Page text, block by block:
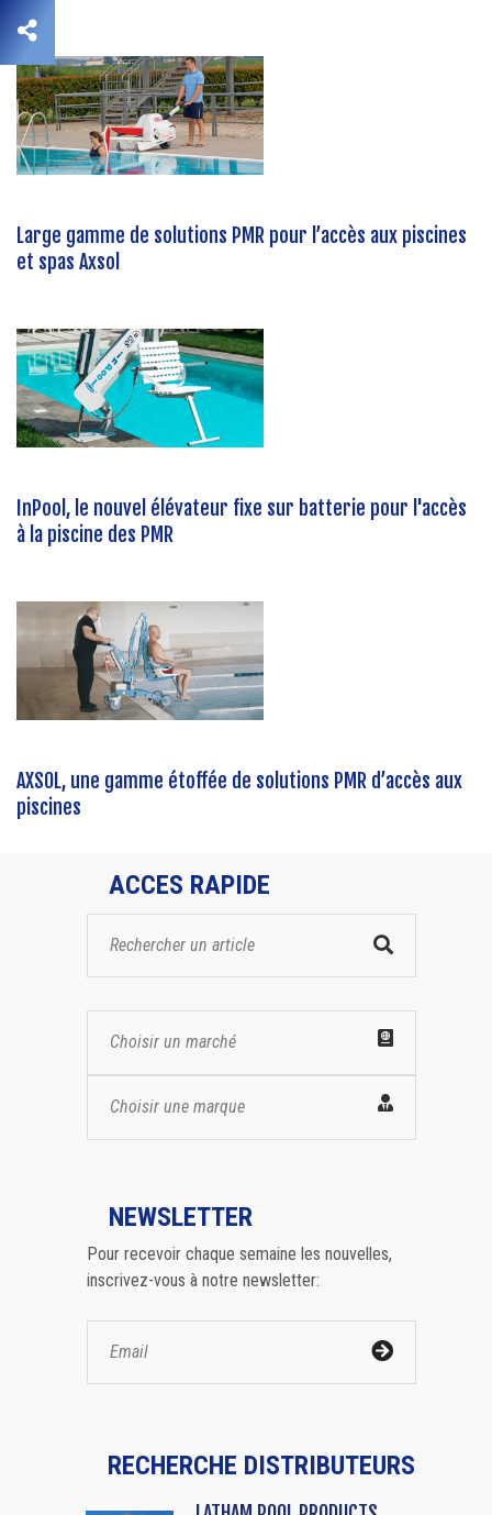
Large gamme de solutions PMR pour l’accès aux piscines
et spas Axsol
InPool, le nouvel élévateur fixe sur batterie pour l'accès
à la piscine des PMR
AXSOL, une gamme étoffée de solutions PMR d’accès aux
piscines
ACCES RAPIDE
Choisir un marché
Choisir une marque
NEWSLETTER
Pour recevoir chaque semaine les nouvelles,
inscrivez-vous à notre newsletter:
RECHERCHE DISTRIBUTEURS